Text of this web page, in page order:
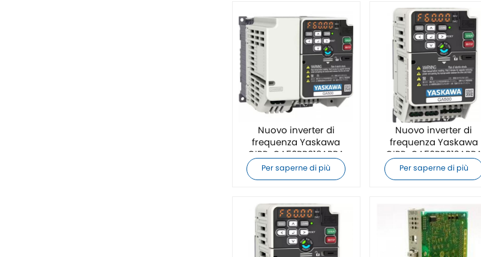
Nuovo inverter di
frequenza Yaskawa
CIPR-GA50BB018ABBA
originale
Per saperne di più
Nuovo inverter di
frequenza Yaskawa
CIPR-GA50BB012ABBA
originale
Per saperne di più